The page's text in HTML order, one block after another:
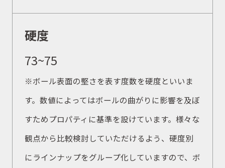
硬度
73~75
※ボール表面の堅さを表す度数を硬度といいま
す。数値によってはボールの曲がりに影響を及ぼ
すためプロパティに基準を設けています。様々な
観点から比較検討していただけるよう、硬度別
にラインナップをグループ化していますので、ボ